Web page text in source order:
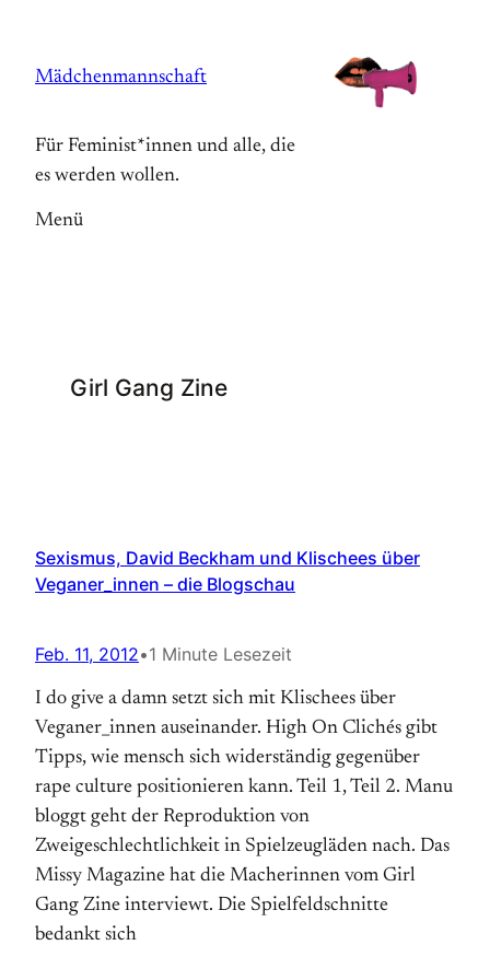
springen
Mädchenmannschaft
Für Feminist*innen und alle, die
es werden wollen.
Menü
Girl Gang Zine
Sexismus, David Beckham und Klischees über
Veganer_innen – die Blogschau
Feb. 11, 2012•1 Minute Lesezeit
I do give a damn setzt sich mit Klischees über
Veganer_innen auseinander. High On Clichés gibt
Tipps, wie mensch sich widerständig gegenüber
rape culture positionieren kann. Teil 1, Teil 2. Manu
bloggt geht der Reproduktion von
Zweigeschlechtlichkeit in Spielzeugläden nach. Das
Missy Magazine hat die Macherinnen vom Girl
Gang Zine interviewt. Die Spielfeldschnitte
bedankt sich